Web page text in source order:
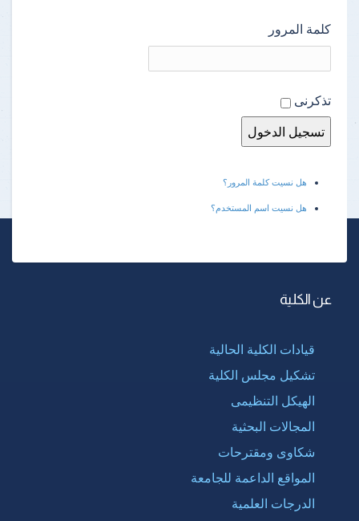
كلمة المرور
تذكرنى
هل نسيت كلمة المرور؟
هل نسيت اسم المستخدم؟
عن الكلية
قيادات الكلية الحالية
تشكيل مجلس الكلية
الهيكل التنظيمى
المجالات البحثية
شكاوى ومقترحات
المواقع الداعمة للجامعة
الدرجات العلمية